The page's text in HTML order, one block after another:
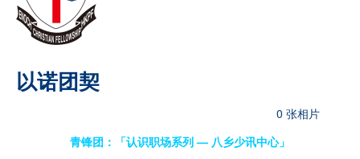
以诺团契
0 张相片
青锋团：「认识职场系列 — 八乡少讯中心」